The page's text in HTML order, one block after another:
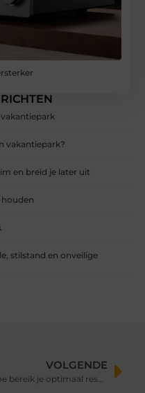
vakantiepark?
en breid je later uit
stilstand en onveilige
VOLGENDE
Hoe bereik je optimaal resultaat met trainen?